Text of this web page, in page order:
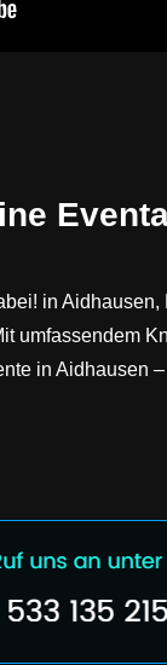
in
umfassendem
in Aidhausen